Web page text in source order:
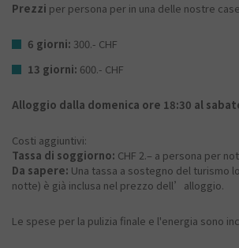
Prezzi per persona per in una delle nostre
6 giorni: 300.- CHF
13 giorni: 600.- CHF
Alloggio dalla domenica ore 18:30 al
Costi aggiuntivi:
Tassa di soggiorno: CHF 2.– a persona per
Da sapere: Una tassa a sostegno del turismo
notte) è già inclusa nel prezzo dell’alloggio.
Le spese per la pulizia finale e l'energia sono